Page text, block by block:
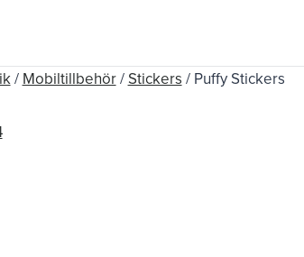
/ Mobiltillbehör/ Stickers / Puffy Stickers